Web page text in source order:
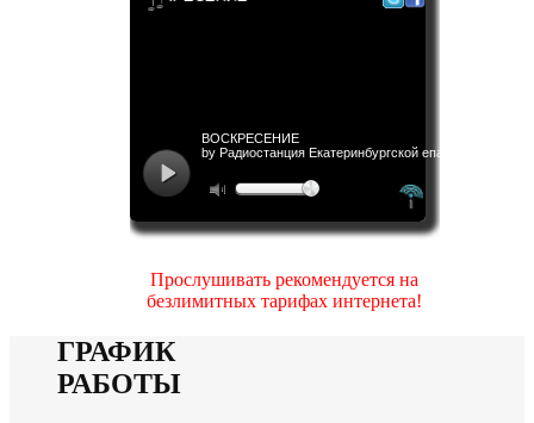
Прослушивать рекомендуется на
безлимитных тарифах интернета!
ГРАФИК
РАБОТЫ